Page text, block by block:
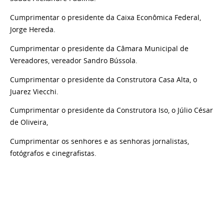
Cumprimentar o presidente da Caixa Econômica Federal,
Jorge Hereda.
Cumprimentar o presidente da Câmara Municipal de
Vereadores, vereador Sandro Bússola.
Cumprimentar o presidente da Construtora Casa Alta, o
Juarez Viecchi.
Cumprimentar o presidente da Construtora Iso, o Júlio César
de Oliveira,
Cumprimentar os senhores e as senhoras jornalistas,
fotógrafos e cinegrafistas.